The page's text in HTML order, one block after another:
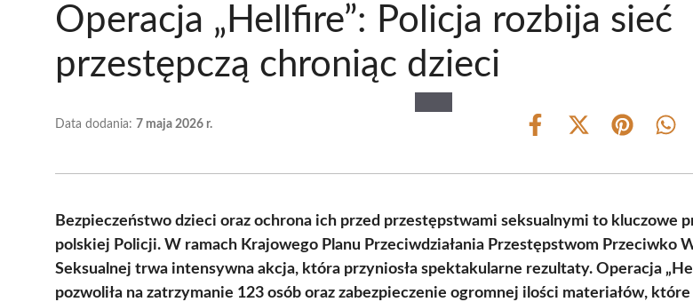
Operacja „Hellfire”: Policja rozbija sieć
przestępczą chroniąc dzieci
Data dodania: 7 maja 2026 r.
Share
Share
(Twitter)
Share
Bezpieczeństwo dzieci oraz ochrona ich przed przestępstwami seksualnymi to kluczowe
polskiej Policji. W ramach Krajowego Planu Przeciwdziałania Przestępstwom Przeciwko
Seksualnej trwa intensywna akcja, która przyniosła spektakularne rezultaty. Operacja
pozwoliła na zatrzymanie 123 osób oraz zabezpieczenie ogromnej ilości materiałów, które